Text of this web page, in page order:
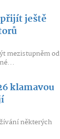
ještě
mezistupněm od
klamavou
některých